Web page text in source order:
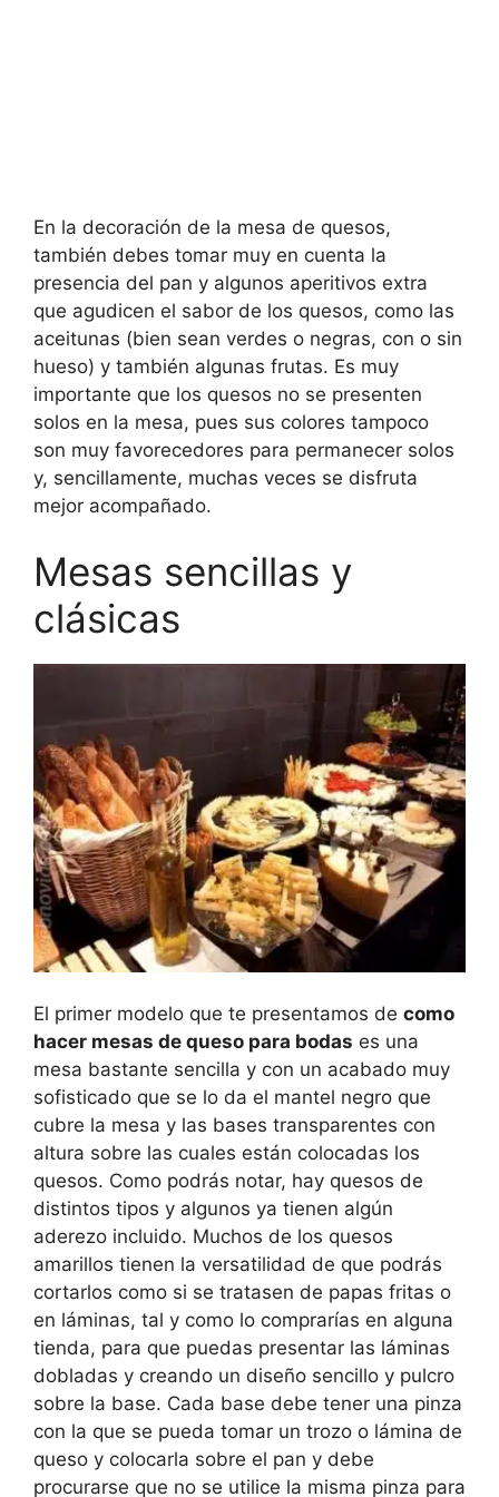
En la decoración de la mesa de quesos,
también debes tomar muy en cuenta la
presencia del pan y algunos aperitivos extra
que agudicen el sabor de los quesos, como las
aceitunas (bien sean verdes o negras, con o sin
hueso) y también algunas frutas. Es muy
importante que los quesos no se presenten
solos en la mesa, pues sus colores tampoco
son muy favorecedores para permanecer solos
y, sencillamente, muchas veces se disfruta
mejor acompañado.
Mesas sencillas y
clásicas
El primer modelo que te presentamos de como
hacer mesas de queso para bodas es una
mesa bastante sencilla y con un acabado muy
sofisticado que se lo da el mantel negro que
cubre la mesa y las bases transparentes con
altura sobre las cuales están colocadas los
quesos. Como podrás notar, hay quesos de
distintos tipos y algunos ya tienen algún
aderezo incluido. Muchos de los quesos
amarillos tienen la versatilidad de que podrás
cortarlos como si se tratasen de papas fritas o
en láminas, tal y como lo comprarías en alguna
tienda, para que puedas presentar las láminas
dobladas y creando un diseño sencillo y pulcro
sobre la base. Cada base debe tener una pinza
con la que se pueda tomar un trozo o lámina de
queso y colocarla sobre el pan y debe
procurarse que no se utilice la misma pinza para